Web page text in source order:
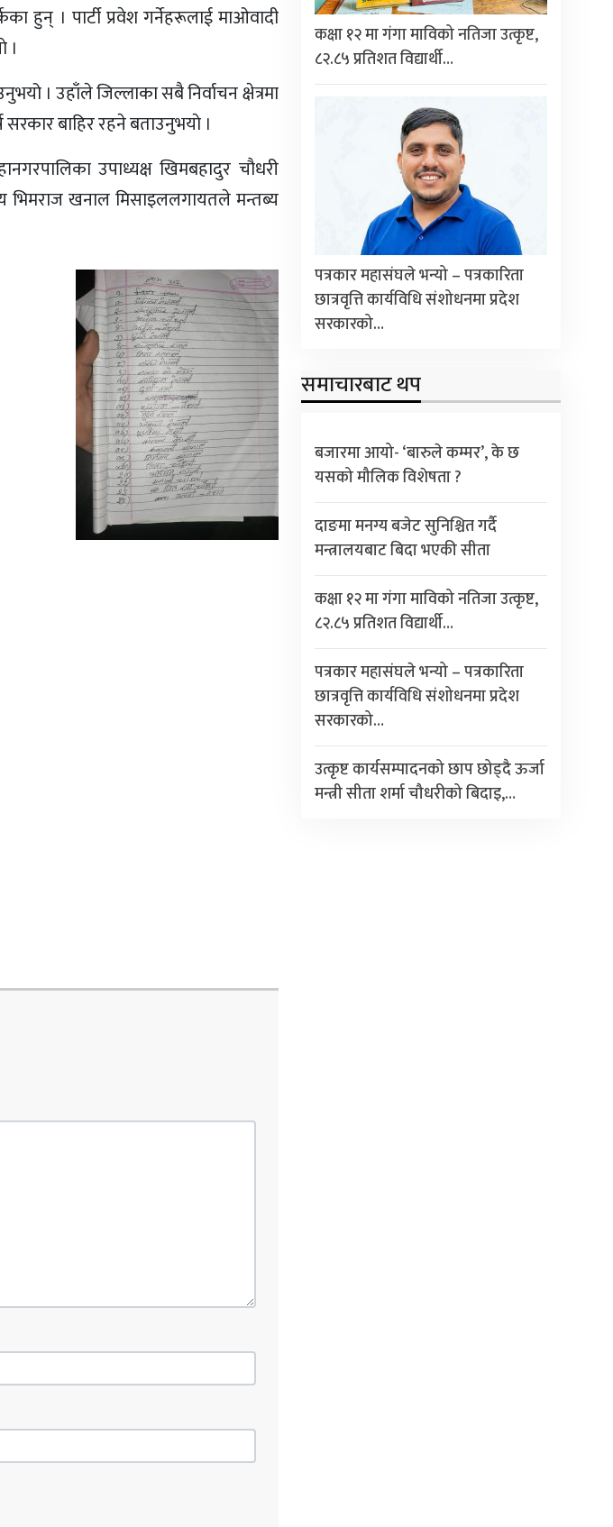
हुन् । पार्टी प्रवेश गर्नेहरूलाई माओवादी
।
। उहाँले जिल्लाका सबै निर्वाचन क्षेत्रमा
बाहिर रहने बताउनुभयाे ।
उपाध्यक्ष खिमबहादुर चाैधरी
भिमराज खनाल मिसाइललगायतले मन्तब्य
कक्षा १२ मा गंगा माविको नतिजा उत्कृष्ट,
८२.८५ प्रतिशत विद्यार्थी…
पत्रकार महासंघले भन्यो – पत्रकारिता
छात्रवृत्ति कार्यविधि संशोधनमा प्रदेश
सरकारको…
समाचारबाट थप
बजारमा आयो- ‘बारुले कम्मर’, के छ
यसको मौलिक विशेषता ?
दाङमा मनग्य बजेट सुनिश्चित गर्दै
मन्त्रालयबाट बिदा भएकी सीता
कक्षा १२ मा गंगा माविको नतिजा उत्कृष्ट,
८२.८५ प्रतिशत विद्यार्थी…
पत्रकार महासंघले भन्यो – पत्रकारिता
छात्रवृत्ति कार्यविधि संशोधनमा प्रदेश
सरकारको…
उत्कृष्ट कार्यसम्पादनको छाप छोड्दै ऊर्जा
मन्त्री सीता शर्मा चौधरीको बिदाइ,…